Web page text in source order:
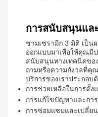
การสนับสนุนแล
ชามเซรามิก 3 มิติ เป็
ออกแบบมาเพื่อให้คุณมี
สนับสนุนทางเทคนิคขอ
ถามหรือความกังวลที่คุ
บริการของเราประกอบ
การช่วยเหลือในการตั้
การแก้ไขปัญหาและกา
การซ่อมแซมและเปลี่ย